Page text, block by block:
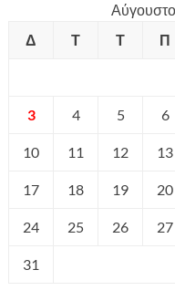
Δ
Τ Τ Π
3 4 5 6
10 11 12 13
17 18 19 20
24 25 26 27
31